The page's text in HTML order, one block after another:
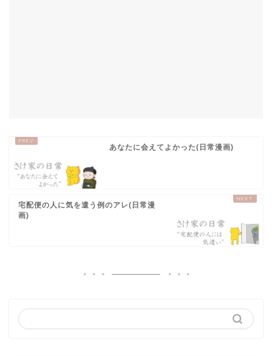
あなたに会えてよかった(日常漫画)
宅配便の人に気を遣う例のアレ(日常漫
画)